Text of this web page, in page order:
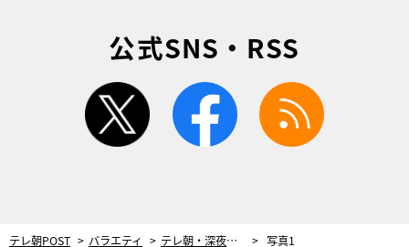
公式SNS・RSS
twitter facebook
テレ朝POST バラエティ テレ朝・深夜の14番組で、総選挙を実施！グランプリに輝いた番組は、特番を放送 写真1